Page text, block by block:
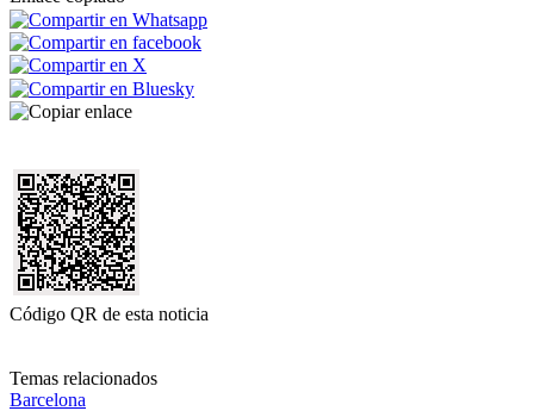
Código QR de esta noticia
Temas relacionados
Barcelona